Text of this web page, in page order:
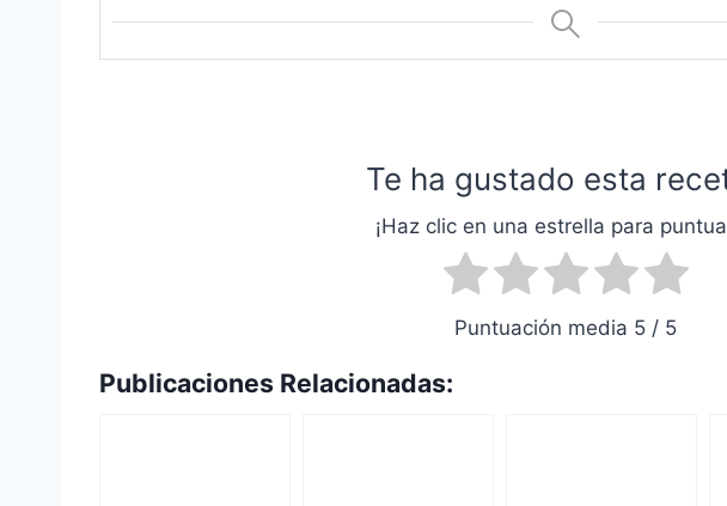
Te ha gustado esta
¡Haz clic en una estrella para
Puntuación media 5 / 5
Publicaciones Relacionadas: